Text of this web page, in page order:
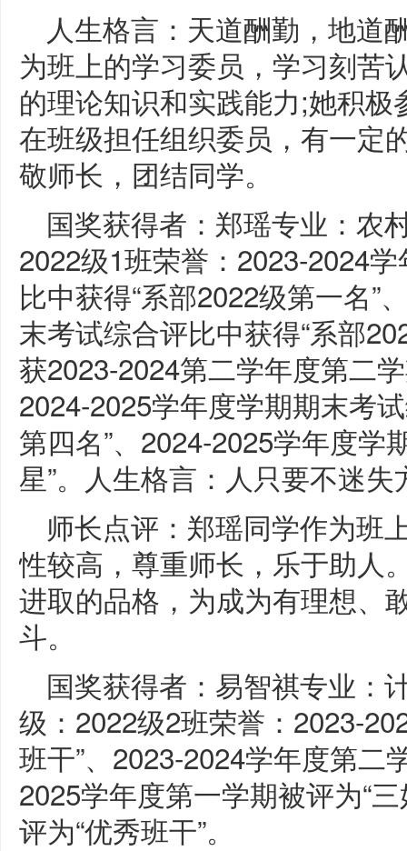
人生格言：天道酬勤，地道
为班上的学习委员，学习刻苦
的理论知识和实践能力;她积
在班级担任组织委员，有一定
敬师长，团结同学。
国奖获得者：郑瑶专业：农
2022级1班荣誉：2023-2024
比中获得“系部2022级第一名”
末考试综合评比中获得“系部
获2023-2024第二学年度第二
2024-2025学年度学期期末考
第四名”、2024-2025学年度学
星”。人生格言：人只要不迷
师长点评：郑瑶同学作为班
性较高，尊重师长，乐于助人
进取的品格，为成为有理想、
斗。
国奖获得者：易智祺专业：
级：2022级2班荣誉：2023-
班干”、2023-2024学年度第二
2025学年度第一学期被评为“
评为“优秀班干”。